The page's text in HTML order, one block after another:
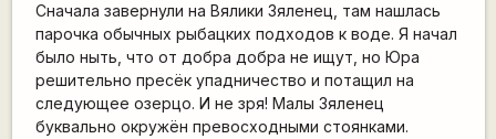
Сначала завернули на Вялики Зяленец, там нашлась
парочка обычных рыбацких подходов к воде. Я начал
было ныть, что от добра добра не ищут, но Юра
решительно пресёк упадничество и потащил на
следующее озерцо. И не зря! Малы Зяленец
буквально окружён превосходными стоянками.